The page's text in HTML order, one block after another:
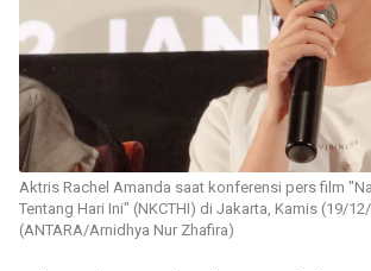
Aktris Rachel Amanda saat konferensi pers film
Tentang Hari Ini" (NKCTHI) di Jakarta, Kamis (19/
(ANTARA/Arnidhya Nur Zhafira)